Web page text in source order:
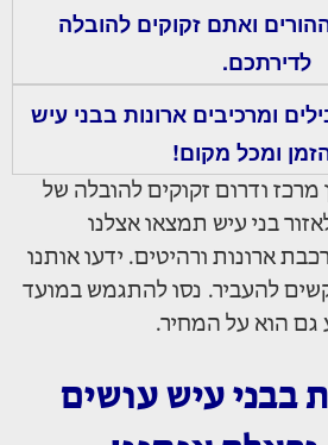
ואתם זקוקים להובלה
לדירתכם.
ומרכיבים ארונות בבני עיש
ומכל מקום!
ודרום זקוקים להובלה של
בני עיש תמצאו אצלנו
ארונות ורהיטים. ידעו אותנו
להעביר. נסו להתגמש במועד
גם הוא על המחיר.
בבני עיש עושים